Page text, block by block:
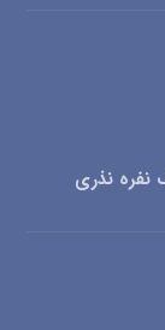
نذری